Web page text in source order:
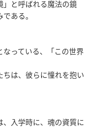
」と呼ばれる魔法の鏡
ある。
っている、「この世界
は、彼らに憧れを抱い
入学時に、魂の資質に